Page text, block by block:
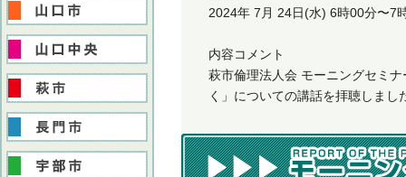
2024年 7月 24日(水) 6時00分〜7
内容コメント
萩市倫理法人会 モーニングセミ
く」についての講話を拝聴しまし